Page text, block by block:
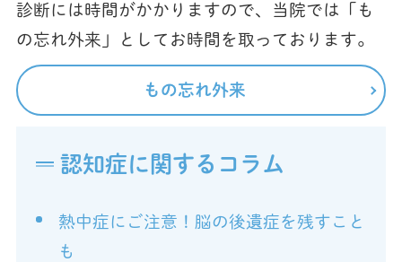
診断には時間がかかりますので、当院では「も
の忘れ外来」としてお時間を取っております。
もの忘れ外来
認知症に関するコラム
熱中症にご注意！脳の後遺症を残すこと
も